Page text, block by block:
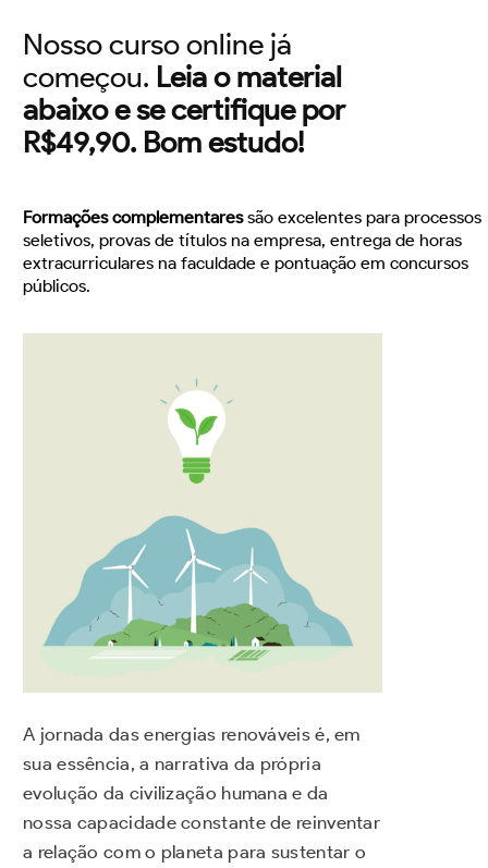
Nosso curso online já
começou. Leia o material
abaixo e se certifique por
R$49,90. Bom estudo!
Formações complementaressão excelentes para processos
seletivos, provas de títulos na empresa, entrega de horas
extracurriculares na faculdade e pontuação em concursos
públicos.
A jornada das energias renováveis é, em
sua essência, a narrativa da própria
evolução da civilização humana e da
nossa capacidade constante de reinventar
a relação com o planeta para sustentar o